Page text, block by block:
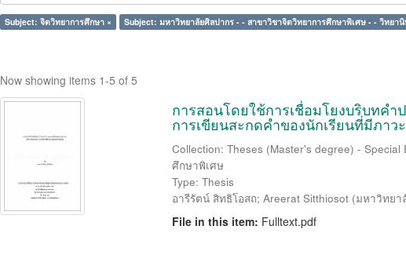
Subject: จิตวิทยาการศึกษา × Subject: มหาวิทยาลัยศิลปากร - - สาขาวิชาจิตวิทยาการศึกษาพิเศษ - - วิทยา
Now showing items 1-5 of 5
การสอนโดยใช้การเชื่อมโยงบริบทค
การเขียนสะกดคำของนักเรียนที่มีภาว
Collection: Theses (Master's degree) -
ศึกษาพิเศษ
Type: Thesis
อารีรัตน์ สิทธิโอสถ; Areerat Sitthiosot (มหาวิทยา
File in this item: Fulltext.pdf